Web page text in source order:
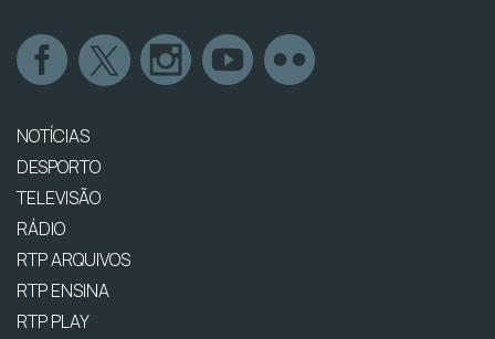
NOTÍCIAS
DESPORTO
TELEVISÃO
RÁDIO
RTP ARQUIVOS
RTP ENSINA
RTP PLAY